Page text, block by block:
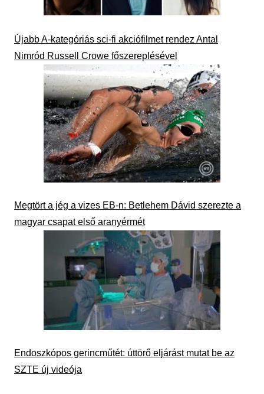
Újabb A-kategóriás sci-fi akciófilmet rendez Antal
Nimród Russell Crowe főszereplésével
Megtört a jég a vizes EB-n: Betlehem Dávid szerezte a
magyar csapat első aranyérmét
Endoszkópos gerincműtét: úttörő eljárást mutat be az
SZTE új videója